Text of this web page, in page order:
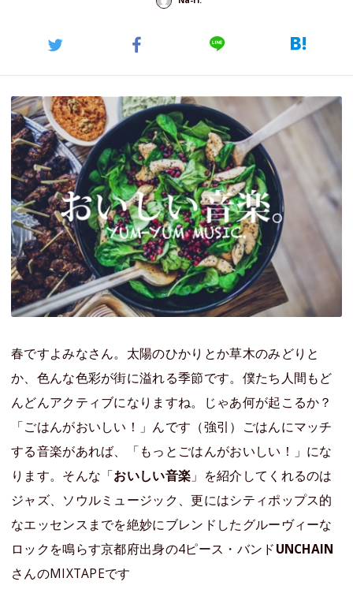
春ですよみなさん。太陽のひかりとか草木のみどりと
か、色んな色彩が街に溢れる季節です。僕たち人間もど
んどんアクティブになりますね。じゃあ何が起こるか？
「ごはんがおいしい！」んです（強引）ごはんにマッチ
する音楽があれば、「もっとごはんがおいしい！」にな
ります。そんな「おいしい音楽 」を紹介してくれるのは
ジャズ、ソウルミュージック、更にはシティポップス的
なエッセンスまでを絶妙にブレンドしたグルーヴィーな
ロックを鳴らす京都府出身の4ピース・バンドUNCHAIN
さんのMIXTAPEです